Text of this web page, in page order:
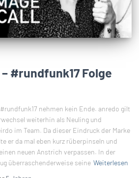
#rundfunk17 Folge
nehmen kein Ende. anredo gilt
weiterhin als Neuling und
im Team. Da dieser Eindruck der Marke
er da mal eben kurz rüberpinseln und
neuen Anstrich verpassen. In der
überraschenderweise seine Weiterlesen